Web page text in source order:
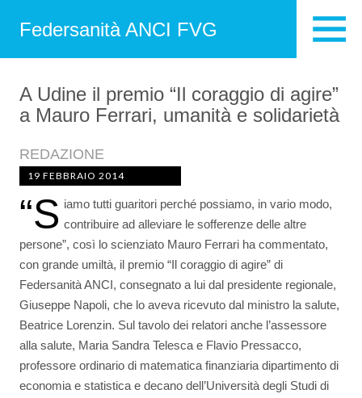
Federsanità ANCI FVG
A Udine il premio “Il coraggio di agire”
a Mauro Ferrari, umanità e solidarietà
REDAZIONE
19 FEBBRAIO 2014
“S iamo tutti guaritori perché possiamo, in vario modo,
contribuire ad alleviare le sofferenze delle altre
persone”, così lo scienziato Mauro Ferrari ha commentato,
con grande umiltà, il premio “Il coraggio di agire” di
Federsanità ANCI, consegnato a lui dal presidente regionale,
Giuseppe Napoli, che lo aveva ricevuto dal ministro la salute,
Beatrice Lorenzin. Sul tavolo dei relatori anche l’assessore
alla salute, Maria Sandra Telesca e Flavio Pressacco,
professore ordinario di matematica finanziaria dipartimento di
economia e statistica e decano dell’Università degli Studi di